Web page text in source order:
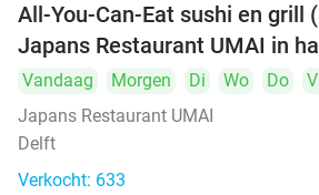
All-You-Can-Eat sushi en grill
Japans Restaurant UMAI in
Vandaag Morgen Di Wo Do
Japans Restaurant UMAI
Delft
Verkocht: 633